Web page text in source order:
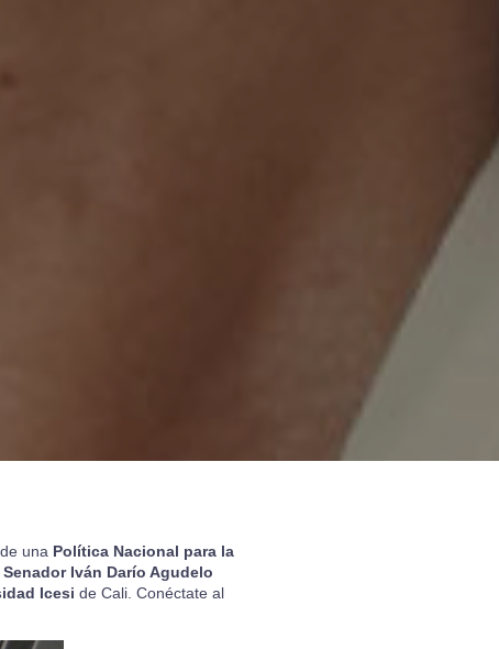
una Política Nacional para la
Senador Iván Darío Agudelo
Icesi de Cali. Conéctate al